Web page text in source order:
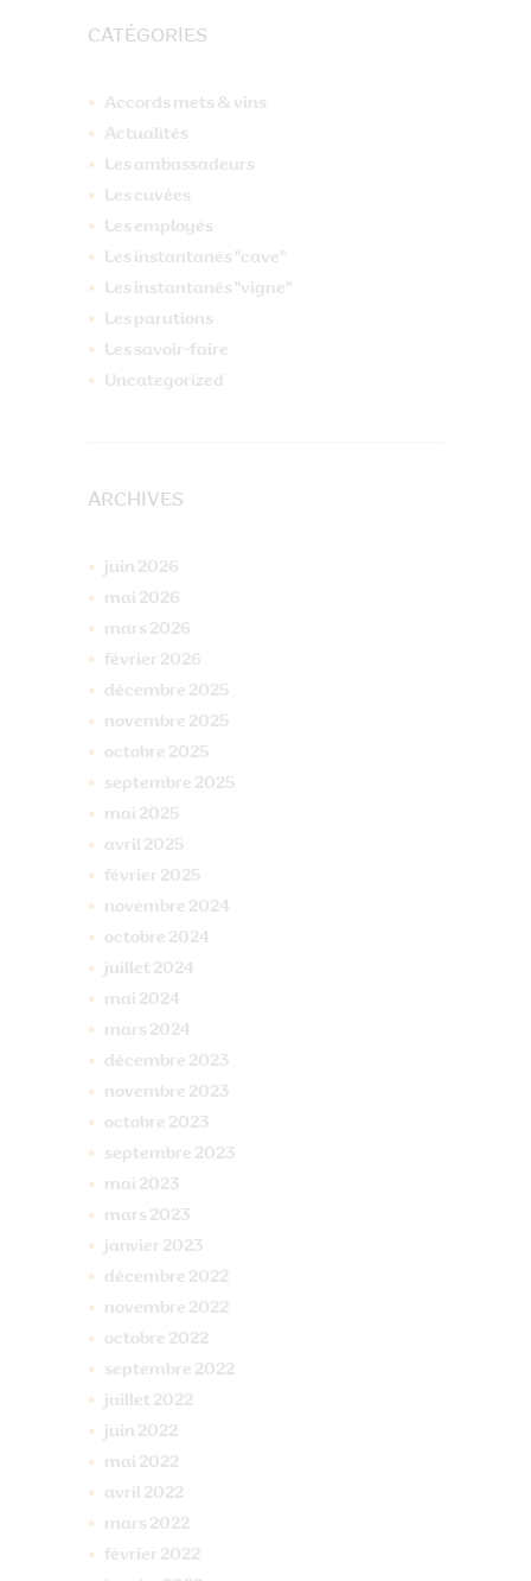
CATÉGORIES
Accords mets & vins
Actualités
Les ambassadeurs
Les cuvées
Les employés
Les instantanés "cave"
Les instantanés "vigne"
Les parutions
Les savoir-faire
Uncategorized
ARCHIVES
juin 2026
mai 2026
mars 2026
février 2026
décembre 2025
novembre 2025
octobre 2025
septembre 2025
mai 2025
avril 2025
février 2025
novembre 2024
octobre 2024
juillet 2024
mai 2024
mars 2024
décembre 2023
novembre 2023
octobre 2023
septembre 2023
mai 2023
mars 2023
janvier 2023
décembre 2022
novembre 2022
octobre 2022
septembre 2022
juillet 2022
juin 2022
mai 2022
avril 2022
mars 2022
février 2022